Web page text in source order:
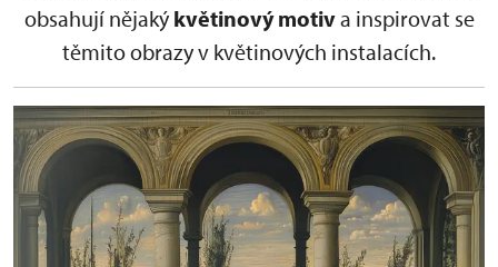
obsahují nějaký květinový motiva inspirovat se
těmito obrazy v květinových instalacích.